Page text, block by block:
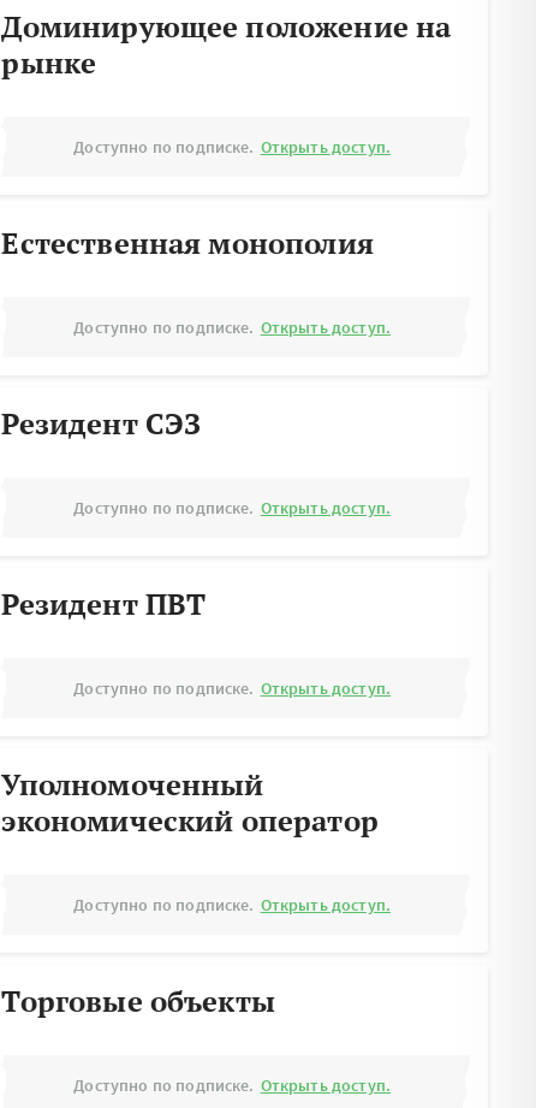
Доминирующее положение на
рынке
Доступно по подписке. Открыть доступ.
Естественная монополия
Доступно по подписке. Открыть доступ.
Резидент СЭЗ
Доступно по подписке. Открыть доступ.
Резидент ПВТ
Доступно по подписке. Открыть доступ.
Уполномоченный
экономический оператор
Доступно по подписке. Открыть доступ.
Торговые объекты
Доступно по подписке. Открыть доступ.